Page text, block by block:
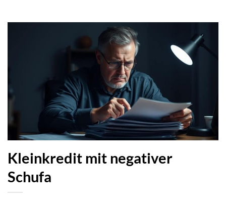
Kleinkredit mit negativer
Schufa